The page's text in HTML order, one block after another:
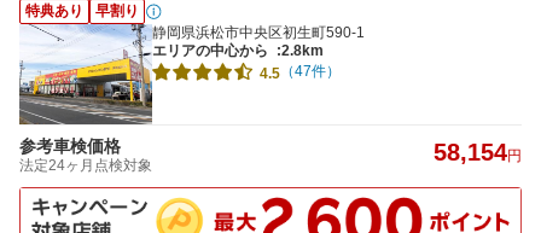
特典あり
早割り
静岡県浜松市中央区初生町590-1
エリアの中心から
:2.8km
4.5 （47件）
参考車検価格
法定24ヶ月点検対象 58,154円